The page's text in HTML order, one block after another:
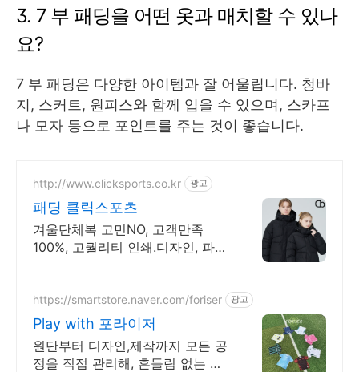
3. 7 부 패딩을 어떤 옷과 매치할 수 있나
요?
7 부 패딩은 다양한 아이템과 잘 어울립니다. 청바
지, 스커트, 원피스와 함께 입을 수 있으며, 스카프
나 모자 등으로 포인트를 주는 것이 좋습니다.
http://www.clicksports.co.kr 광고
패딩 클릭스포츠
겨울단체복 고민NO, 고객만족
100%, 고퀄리티 인쇄.디자인, 파격
https://smartstore.naver.com/foriser 광고
Play with 포라이저
원단부터 디자인,제작까지 모든 공
정을 직접 관리해, 흔들림 없는 퀄